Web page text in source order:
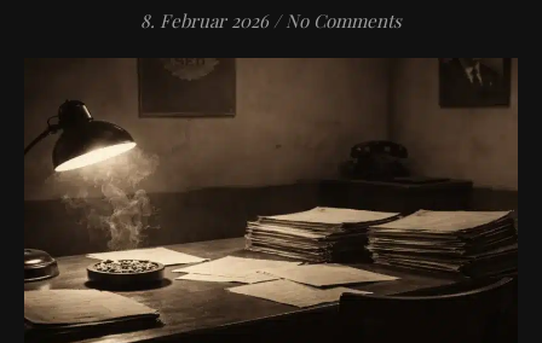
8. Februar 2026 / No Comments